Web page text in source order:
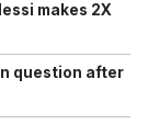
makes 2X
question after